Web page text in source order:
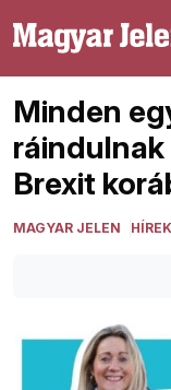
Minden
Brexit
MAGYAR JELEN HÍREK